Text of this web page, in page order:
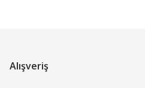
Alışveriş